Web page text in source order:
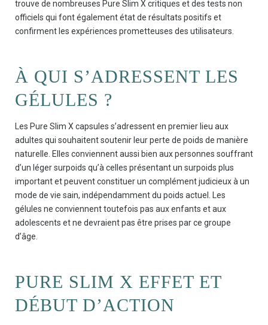
trouve de nombreuses Pure Slim X critiques et des tests non
officiels qui font également état de résultats positifs et
confirment les expériences prometteuses des utilisateurs.
À QUI S’ADRESSENT LES
GÉLULES ?
Les Pure Slim X capsules s’adressent en premier lieu aux
adultes qui souhaitent soutenir leur perte de poids de manière
naturelle. Elles conviennent aussi bien aux personnes souffrant
d’un léger surpoids qu’à celles présentant un surpoids plus
important et peuvent constituer un complément judicieux à un
mode de vie sain, indépendamment du poids actuel. Les
gélules ne conviennent toutefois pas aux enfants et aux
adolescents et ne devraient pas être prises par ce groupe
d’âge.
PURE SLIM X EFFET ET
DÉBUT D’ACTION